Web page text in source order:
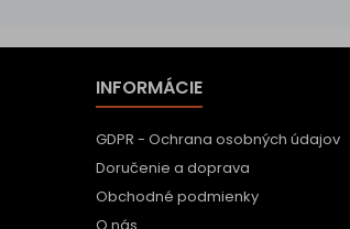
INFORMÁCIE
GDPR - Ochrana osobných údajov
Doručenie a doprava
Obchodné podmienky